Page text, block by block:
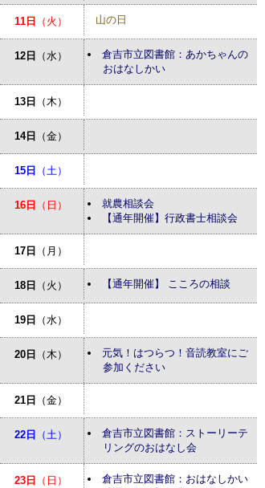
11日 （火） 山の日
12日 （水）
倉吉市立図書館：あかちゃんの
おはなしかい
13日 （木）
14日 （金）
15日 （土）
16日 （日）
就農相談会
【通年開催】行政書士相談会
17日 （月）
18日 （火） 【通年開催】 こころの相談
19日 （水）
20日 （木）
元気！はつらつ！音読教室にご
参加ください
21日 （金）
22日 （土）
倉吉市立図書館：ストーリーテ
リングのおはなし会
23日 （日）
倉吉市立図書館：おはなしかい